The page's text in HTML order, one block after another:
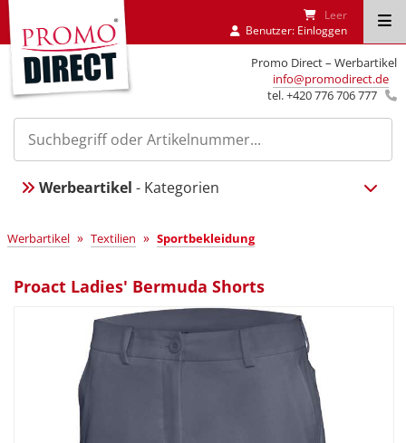
Promo Direct – Werbartikel
info@promodirect.de
tel. +420 776 706 777
Leer
Benutzer: Einloggen
Werbeartikel - Kategorien
Werbartikel » Textilien » Sportbekleidung
Proact Ladies' Bermuda Shorts